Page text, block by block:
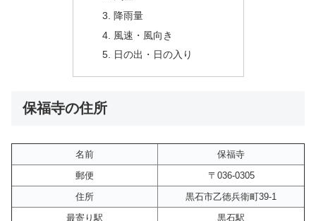
降雨量
風速・風向き
日の出・日の入り
保福寺の住所
名前
保福寺
郵便
〒036-0305
住所
黒石市乙徳兵衛町39-1
最寄り駅
黒石駅